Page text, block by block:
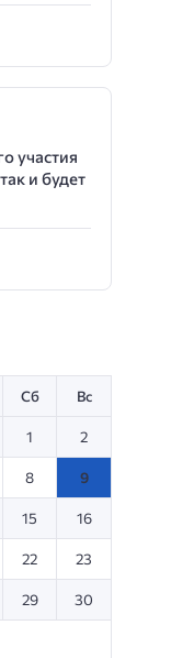
участия
и будет
Сб Вс
1 2
8 9
15 16
22 23
29 30